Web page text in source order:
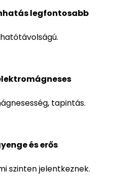
legfontosabb
tapintás.
és erős
szinten jelentkeznek.